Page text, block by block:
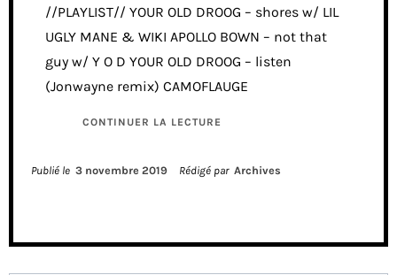
//PLAYLIST// YOUR OLD DROOG – shores w/ LIL
UGLY MANE & WIKI APOLLO BOWN – not that
guy w/ Y O D YOUR OLD DROOG – listen
(Jonwayne remix) CAMOFLAUGE
CONTINUER LA LECTURE
Publié le 3 novembre 2019 Rédigé par Archives